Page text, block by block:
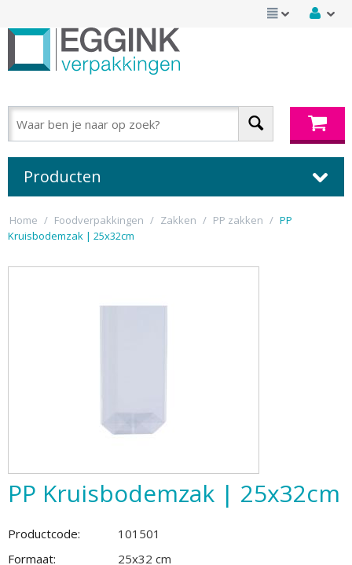
Producten
Home / Foodverpakkingen / Zakken / PP zakken / PP
Kruisbodemzak | 25x32cm
PP Kruisbodemzak | 25x32cm
Productcode:
101501
Formaat:
25x32 cm